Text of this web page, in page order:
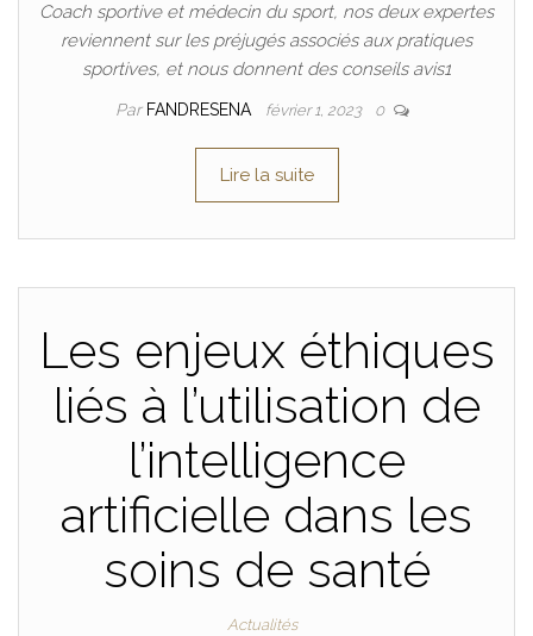
Coach sportive et médecin du sport, nos deux expertes
reviennent sur les préjugés associés aux pratiques
sportives, et nous donnent des conseils avis1
Par FANDRESENA février 1, 2023 0
Lire la suite
Les enjeux éthiques
liés à l’utilisation de
l’intelligence
artificielle dans les
soins de santé
Actualités